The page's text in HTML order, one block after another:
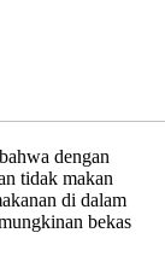
dengan
tidak makan
di dalam
bekas